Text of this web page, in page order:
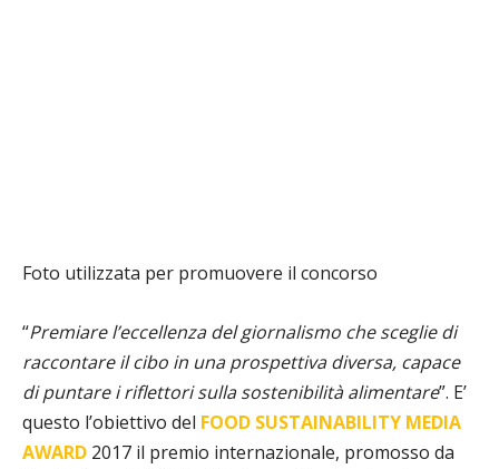
Foto utilizzata per promuovere il concorso
“Premiare l’eccellenza del giornalismo che sceglie di
raccontare il cibo in una prospettiva diversa, capace
di puntare i riflettori sulla sostenibilità alimentare”. E’
questo l’obiettivo del FOOD SUSTAINABILITY MEDIA
AWARD 2017 il premio internazionale, promosso da